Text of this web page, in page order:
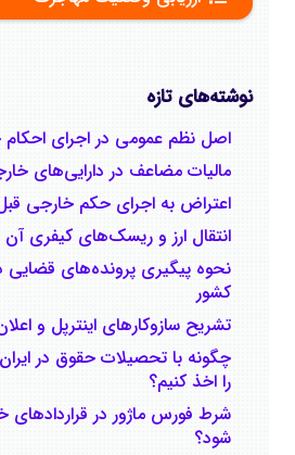
نوشته‌های تازه
اصل نظم عمومی در اجرای
مالیات مضاعف در دارایی‌های
اعتراض به اجرای حکم خارجی قبل
انتقال ارز و ریسک‌های کیفری آن
نحوه پیگیری پرونده‌های قضایی
کشور
تشریح سازوکارهای اینترپل و
چگونه با تحصیلات حقوق در ایران
را اخذ کنیم؟
شرط فورس ماژور در قراردادهای
‌شود؟